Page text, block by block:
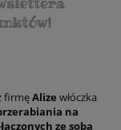
firmęAlize włóczka
na
ze sobą